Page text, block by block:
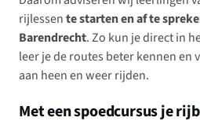
rijlessente starten en af te
Barendrecht. Zo kun je direct in
leer je de routes beter kennen en
aan heen en weer rijden.
Met een spoedcursus je